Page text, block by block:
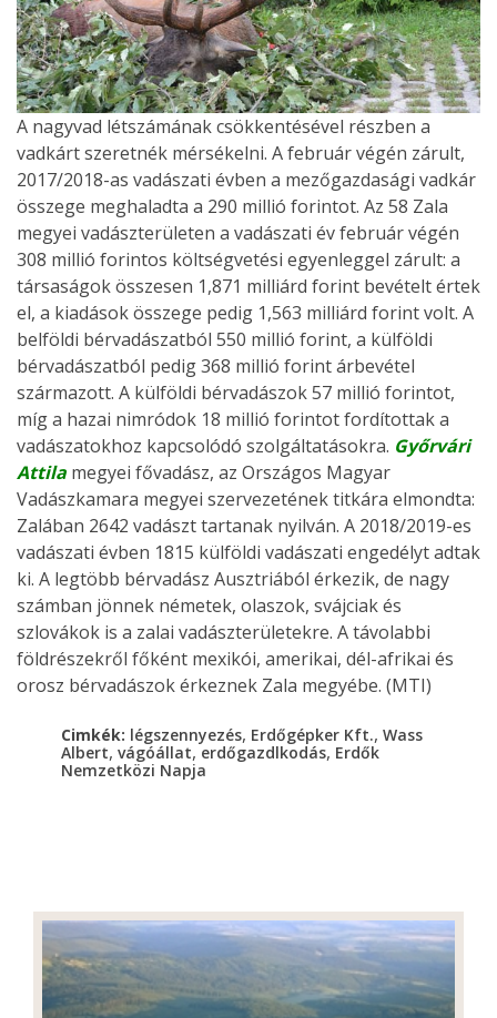
A nagyvad létszámának csökkentésével részben a
vadkárt szeretnék mérsékelni. A február végén zárult,
2017/2018-as vadászati évben a mezőgazdasági vadkár
összege meghaladta a 290 millió forintot. Az 58 Zala
megyei vadászterületen a vadászati év február végén
308 millió forintos költségvetési egyenleggel zárult: a
társaságok összesen 1,871 milliárd forint bevételt értek
el, a kiadások összege pedig 1,563 milliárd forint volt. A
belföldi bérvadászatból 550 millió forint, a külföldi
bérvadászatból pedig 368 millió forint árbevétel
származott. A külföldi bérvadászok 57 millió forintot,
míg a hazai nimródok 18 millió forintot fordítottak a
vadászatokhoz kapcsolódó szolgáltatásokra. Győrvári
Attila megyei fővadász, az Országos Magyar
Vadászkamara megyei szervezetének titkára elmondta:
Zalában 2642 vadászt tartanak nyilván. A 2018/2019-es
vadászati évben 1815 külföldi vadászati engedélyt adtak
ki. A legtöbb bérvadász Ausztriából érkezik, de nagy
számban jönnek németek, olaszok, svájciak és
szlovákok is a zalai vadászterületekre. A távolabbi
földrészekről főként mexikói, amerikai, dél-afrikai és
orosz bérvadászok érkeznek Zala megyébe. (MTI)
Cimkék: légszennyezés, Erdőgépker Kft., Wass
Albert, vágóállat,erdőgazdlkodás, Erdők
Nemzetközi Napja